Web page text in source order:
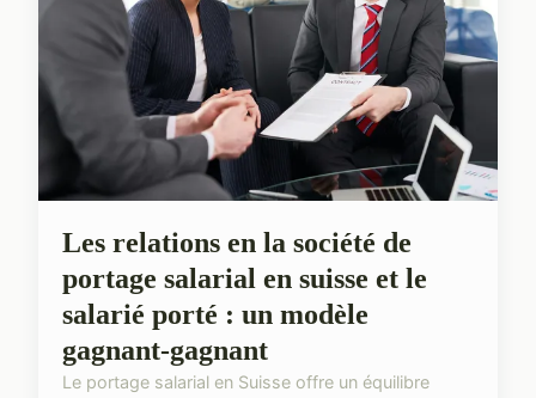
Les relations en la société de
portage salarial en suisse et le
salarié porté : un modèle
gagnant-gagnant
Le portage salarial en Suisse offre un équilibre